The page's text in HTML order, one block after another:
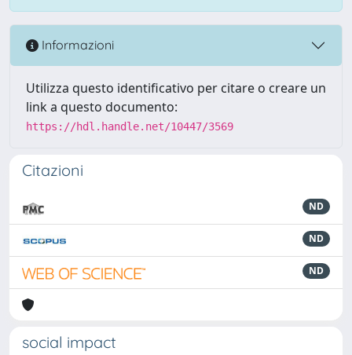
Informazioni
Utilizza questo identificativo per citare o creare un
link a questo documento:
https://hdl.handle.net/10447/3569
Citazioni
ND
ND
ND
social impact